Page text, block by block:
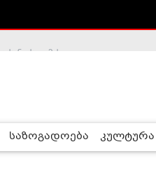
საზოგადოება კულტურა